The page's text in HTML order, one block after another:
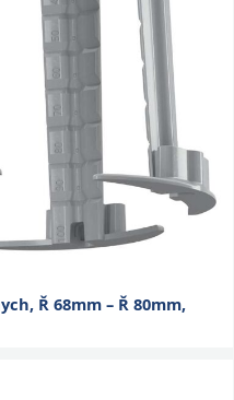
Ř 68mm – Ř 80mm,